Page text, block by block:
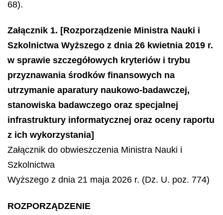
68).
Załącznik 1. [Rozporządzenie Ministra Nauki i
Szkolnictwa Wyższego z dnia 26 kwietnia 2019 r.
w sprawie szczegółowych kryteriów i trybu
przyznawania środków finansowych na
utrzymanie aparatury naukowo-badawczej,
stanowiska badawczego oraz specjalnej
infrastruktury informatycznej oraz oceny raportu
z ich wykorzystania]
Załącznik do obwieszczenia Ministra Nauki i
Szkolnictwa
Wyższego z dnia 21 maja 2026 r. (Dz. U. poz. 774)
ROZPORZĄDZENIE